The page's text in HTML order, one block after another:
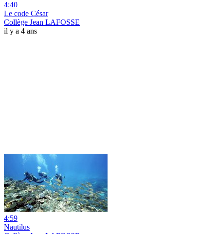
4:40
Le code César
Collège Jean LAFOSSE
il y a 4 ans
4:59
Nautilus